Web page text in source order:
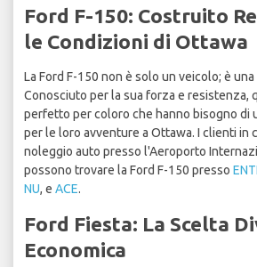
Ford F-150: Costruito
le Condizioni di Ottawa
La Ford F-150 non è solo un veicolo; è
Conosciuto per la sua forza e resistenza,
perfetto per coloro che hanno bisogno di
per le loro avventure a Ottawa. I clienti in
noleggio auto presso l'Aeroporto
possono trovare la Ford F-150 presso
NU, e ACE.
Ford Fiesta: La Scelta
Economica